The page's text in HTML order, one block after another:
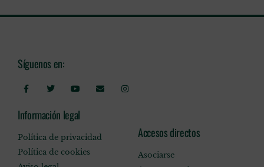
Síguenos en:
Información legal
Política de privacidad
Política de cookies
Accesos directos
Asociarse